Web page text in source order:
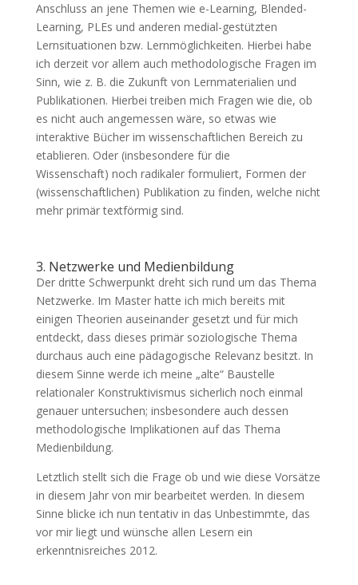
Anschluss an jene Themen wie e-Learning, Blended-
Learning, PLEs und anderen medial-gestützten
Lernsituationen bzw. Lernmöglichkeiten. Hierbei habe
ich derzeit vor allem auch methodologische Fragen im
Sinn, wie z. B. die Zukunft von Lernmaterialien und
Publikationen. Hierbei treiben mich Fragen wie die, ob
es nicht auch angemessen wäre, so etwas wie
interaktive Bücher im wissenschaftlichen Bereich zu
etablieren. Oder (insbesondere für die
Wissenschaft) noch radikaler formuliert, Formen der
(wissenschaftlichen) Publikation zu finden, welche nicht
mehr primär textförmig sind.
3. Netzwerke und Medienbildung
Der dritte Schwerpunkt dreht sich rund um das Thema
Netzwerke. Im Master hatte ich mich bereits mit
einigen Theorien auseinander gesetzt und für mich
entdeckt, dass dieses primär soziologische Thema
durchaus auch eine pädagogische Relevanz besitzt. In
diesem Sinne werde ich meine „alte“ Baustelle
relationaler Konstruktivismus sicherlich noch einmal
genauer untersuchen; insbesondere auch dessen
methodologische Implikationen auf das Thema
Medienbildung.
Letztlich stellt sich die Frage ob und wie diese Vorsätze
in diesem Jahr von mir bearbeitet werden. In diesem
Sinne blicke ich nun tentativ in das Unbestimmte, das
vor mir liegt und wünsche allen Lesern ein
erkenntnisreiches 2012.